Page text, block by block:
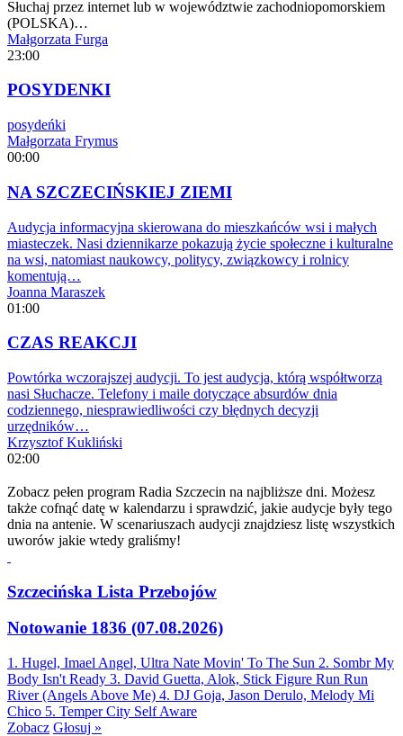
Słuchaj przez internet lub w województwie zachodniopomorskiem
(POLSKA)…
Małgorzata Furga
23:00
POSYDENKI
posydeńki
Małgorzata Frymus
00:00
NA SZCZECIŃSKIEJ ZIEMI
Audycja informacyjna skierowana do mieszkańców wsi i małych
miasteczek. Nasi dziennikarze pokazują życie społeczne i kulturalne
na wsi, natomiast naukowcy, politycy, związkowcy i rolnicy
komentują…
Joanna Maraszek
01:00
CZAS REAKCJI
Powtórka wczorajszej audycji. To jest audycja, którą współtworzą
nasi Słuchacze. Telefony i maile dotyczące absurdów dnia
codziennego, niesprawiedliwości czy błędnych decyzji
urzędników…
Krzysztof Kukliński
02:00
Zobacz pełen program Radia Szczecin na najbliższe dni. Możesz
także cofnąć datę w kalendarzu i sprawdzić, jakie audycje były tego
dnia na antenie. W scenariuszach audycji znajdziesz listę wszystkich
uworów jakie wtedy graliśmy!
Szczecińska Lista Przebojów
Notowanie 1836 (07.08.2026)
1. Hugel, Imael Angel, Ultra Nate Movin' To The Sun 2. Sombr My
Body Isn't Ready 3. David Guetta, Alok, Stick Figure Run Run
River (Angels Above Me) 4. DJ Goja, Jason Derulo, Melody Mi
Chico 5. Temper City Self Aware
Zobacz Głosuj »